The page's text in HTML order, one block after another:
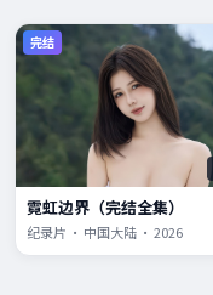
完结
霓虹边界（完结全集）
纪录片 · 中国大陆 · 2026